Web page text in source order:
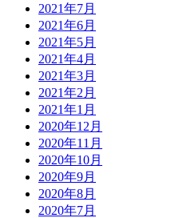
2021年7月
2021年6月
2021年5月
2021年4月
2021年3月
2021年2月
2021年1月
2020年12月
2020年11月
2020年10月
2020年9月
2020年8月
2020年7月